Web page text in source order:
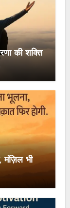
की शक्ति
मंज़िल भी